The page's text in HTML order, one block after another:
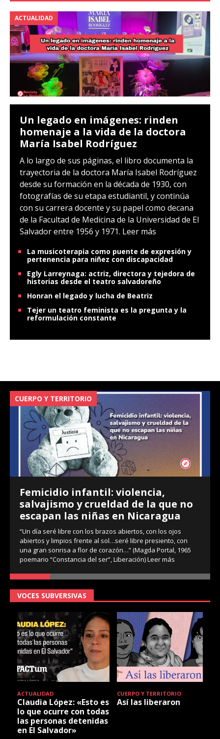
ACTUALIDAD
Un legado en imágenes: rinden
homenaje a la vida de la doctora
María Isabel Rodríguez
A lo largo de sus páginas, el libro documenta la
trayectoria de la doctora María Isabel Rodríguez
desde su formación en la década de 1930, con
fotografías de su etapa estudiantil, y continúa
con su carrera docente y su papel como decana
de la Facultad de Medicina de la Universidad de El
Salvador entre 1956 y 1971. Leer más
La musicoterapia como puente de expresión y
pertenencia para niñez con discapacidad
Egly Larreynaga: actriz, directora y tejedora de
historias desde el teatro salvadoreño
Honran el legado y lucha de Beatriz
Tejer un teatro feminista es la pregunta y la
reformulación constante
CUERPO Y TERRITORIO
Femicidio infantil: violencia,
salvajismo y crueldad de la que no
escapan las niñas en Nicaragua
“Un día seré libre con los brazos abiertos, con los ojos
abiertos y limpios frente al sol…seré libre presiento, con
una gran sonrisa a flor de corazón…” (Magda Portal, 1965
poemario “Constancia del ser”, Liberación)Leer más
VOCES SUBVERSIVAS
ACTUALIDAD
Claudia López: «Esto es
lo que ocurre con todas
las personas detenidas
en El Salvador»
CUERPO Y TERRITORIO
Así las liberaron